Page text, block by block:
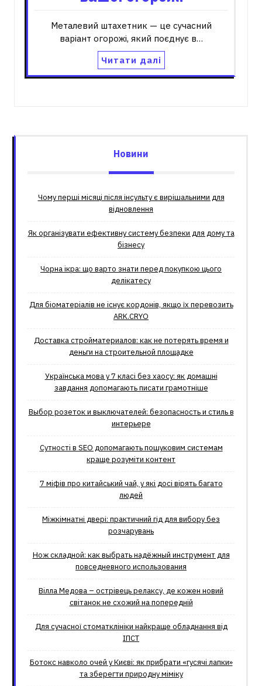
Металевий штахетник — це сучасний
варіант огорожі, який поєднує в…
Читати далі
Новини
Чому перші місяці після інсульту є вирішальними для
відновлення
Як організувати ефективну систему безпеки для дому та
бізнесу
Чорна ікра: що варто знати перед покупкою цього
делікатесу
Для біоматеріалів не існує кордонів, якщо їх перевозить
ARK.CRYO
Доставка стройматериалов: как не потерять время и
деньги на строительной площадке
Українська мова у 7 класі без хаосу: як домашні
завдання допомагають писати грамотніше
Выбор розеток и выключателей: безопасность и стиль в
интерьере
Сутності в SEO допомагають пошуковим системам
краще розуміти контент
7 міфів про китайський чай, у які досі вірять багато
людей
Міжкімнатні двері: практичний гід для вибору без
розчарувань
Нож складной: как выбрать надёжный инструмент для
повседневного использования
Вілла Медова – острівець релаксу, де кожен новий
світанок не схожий на попередній
Для сучасної стоматклініки найкраще обладнання від
ІПСТ
Ботокс навколо очей у Києві: як прибрати «гусячі лапки»
та зберегти природну міміку